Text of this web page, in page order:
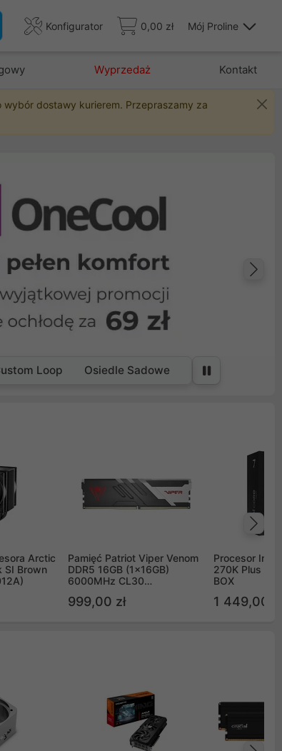
Konfigurator 0,00 zł Mój Proline
Wyprzedaż Kontakt
wybór dostawy kurierem. Przepraszamy za
Loop Osiedle Sadowe
Arctic
SI Brown
Pamięć Patriot Viper Venom
DDR5 16GB (1x16GB)
6000MHz CL30
999,00 zł
Procesor Intel
270K Plus
BOX
1 449,00 zł